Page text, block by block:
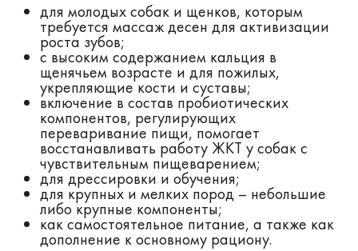
для молодых собак и щенков, которым
требуется массаж десен для активизации
роста зубов;
с высоким содержанием кальция в
щенячьем возрасте и для пожилых,
укрепляющие кости и суставы;
включение в состав пробиотических
компонентов, регулирующих
переваривание пищи, помогает
восстанавливать работу ЖКТ у собак с
чувствительным пищеварением;
для дрессировки и обучения;
для крупных и мелких пород – небольшие
либо крупные компоненты;
как самостоятельное питание, а также как
дополнение к основному рациону.